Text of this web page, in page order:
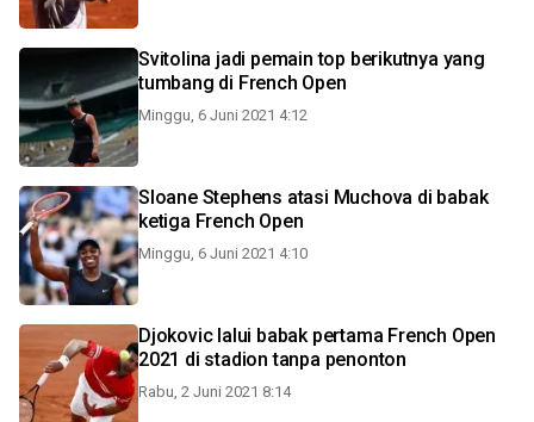
Svitolina jadi pemain top berikutnya yang
tumbang di French Open
Minggu, 6 Juni 2021 4:12
Sloane Stephens atasi Muchova di babak
ketiga French Open
Minggu, 6 Juni 2021 4:10
Djokovic lalui babak pertama French Open
2021 di stadion tanpa penonton
Rabu, 2 Juni 2021 8:14